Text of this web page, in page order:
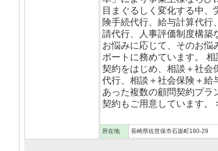
目まぐるしく変化する中
険手続代行、給与計算代行
請代行、人事評価制度構築
お悩みに応じて、そのお悩
ポートに務めています。
契約をはじめ、相談＋社会
代行、相談＋社会保険＋給
あった複数の顧問契約プラ
契約もご用意しています。
所在地 長崎県佐世保市石坂町180-29